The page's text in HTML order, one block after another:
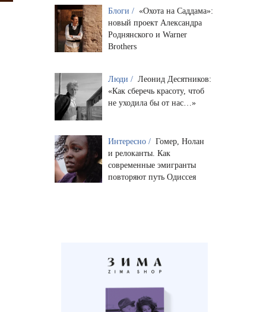
Блоги / «Охота на Саддама»:
новый проект Александра
Роднянского и Warner
Brothers
Люди / Леонид Десятников:
«Как сберечь красоту, чтоб
не уходила бы от нас…»
Интересно / Гомер, Нолан
и релоканты. Как
современные эмигранты
повторяют путь Одиссея